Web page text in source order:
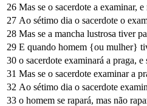
26 Mas se o sacerdote a examinar,
27 Ao sétimo dia o sacerdote o
28 Mas se a mancha lustrosa tiver
29 E quando homem {ou mulher}
30 o sacerdote examinará a praga,
31 Mas se o sacerdote examinar a
32 Ao sétimo dia o sacerdote
33 o homem se rapará, mas não